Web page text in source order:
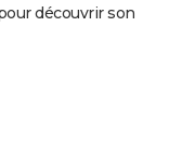
découvrir son